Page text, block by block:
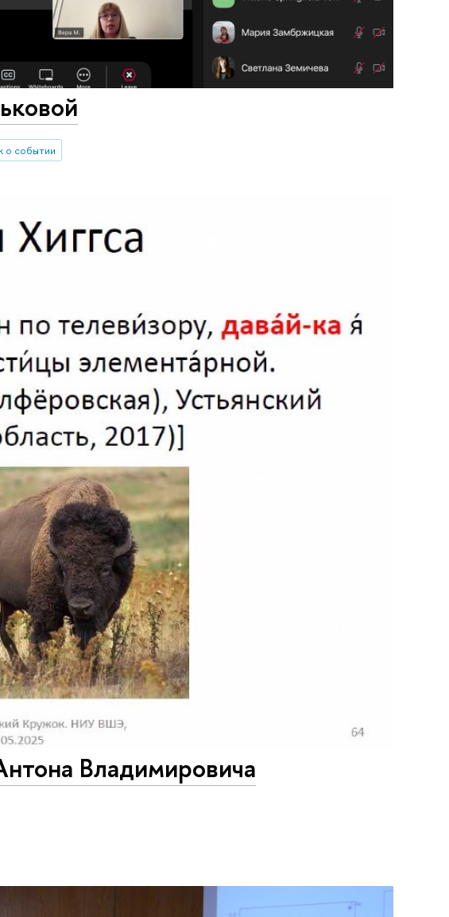
о событии
Владимировича